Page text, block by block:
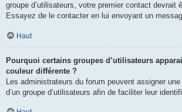
groupe d’utilisateurs, votre premier contact devrait
Essayez de le contacter en lui envoyant un
Haut
Pourquoi certains groupes d’utilisateurs
couleur différente ?
Les administrateurs du forum peuvent assigner
d’un groupe d’utilisateurs afin de faciliter leur